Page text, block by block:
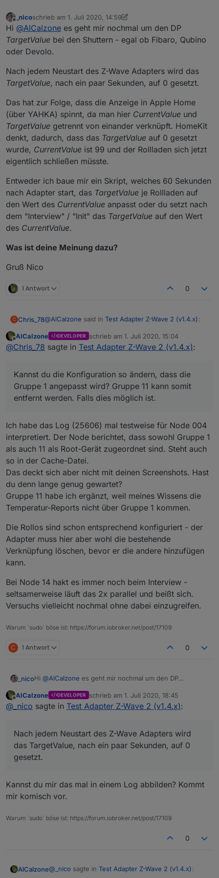
Offline
_nicoschrieb am 1. Juli 2020, 14:59
zuletzt editiert von _nico7. Jan. 2020, 17:00
Hi @AlCalzone es geht mir nochmal um den DP
TargetValue bei den Shuttern - egal ob Fibaro, Qubino
oder Devolo.
Nach jedem Neustart des Z-Wave Adapters wird das
TargetValue, nach ein paar Sekunden, auf 0 gesetzt.
Das hat zur Folge, dass die Anzeige in Apple Home
(über YAHKA) spinnt, da man hier CurrentValue und
TargetValue getrennt von einander verknüpft. HomeKit
denkt, dadurch, dass das TargetValue auf 0 gesetzt
wurde, CurrentValue ist 99 und der Rollladen sich jetzt
eigentlich schließen müsste.
Entweder ich baue mir ein Skript, welches 60 Sekunden
nach Adapter start, das TargetValue je Rollladen auf
den Wert des CurrentValue anpasst oder du setzt nach
dem "Interview" / "Init" das TargetValue auf den Wert
des CurrentValue.
Was ist deine Meinung dazu?
Gruß Nico
1 Antwort 0
C Chris_78@AlCalzone said in Test Adapter Z-Wave 2 (v1.4.x):
v1.4.1 ist mit angepassten Konfigurationsdateien
Folgendes habe ich bisher getestet:
Qubino Schalter (Node: 4;5;13;17;24;29 -> Node4 ist
Nach dem Update sah die Konfiguration für alle
Qubino Schalter folgendermassen aus:
es ist eine Gruppe 11:TempReport -> Root-Gerät
hinzugekommen. Gruppe 1: lifeline ist geblieben
mit Root-Endpunkt
Rückmeldungen haben leider nicht funktioniert.
Gruppe 1 habe ich zum Testen entfernt
funktionierte leider weiterhin nicht
Nach Änderung von Gruppe 11 zu Gruppe1:
lifeline funktionierte es sofort.
Nach einem Adapter Neustart sieht es so aus:
bleibt aber auf Root-Gerät.
Mit dieser Konfiguration funktionieren auch die
Kannst du die Konfiguration so ändern, dass die
Gruppe 1 angepasst wird? Gruppe 11 kann somit
Könntest du die Konfiguration ebenfalls für die
Qubino-Rollomodule anpassen? Das wäre perfekt. ;-)
Nodes der Rollo-Module: 10;11;16;18;37;38
Unter Verknüpfungen:
Unter Geräte:
In der Dateistruktur sind nun allerdings currentValue
Einträge hinzugekommen (jedoch keine targetValue
Einträge):
Ich hoffe, meine Erklärungen passen soweit bzw.
sind verständlich genug. ;-)
Update:
Aktuelle Log-Dateien:
Offline
AlCalzone DEVELOPER schrieb am 1. Juli 2020, 15:04
zuletzt editiert von
@Chris_78 sagte in Test Adapter Z-Wave 2 (v1.4.x):
Kannst du die Konfiguration so ändern, dass die
Gruppe 1 angepasst wird? Gruppe 11 kann somit
entfernt werden. Falls dies möglich ist.
Ich habe das Log (25606) mal testweise für Node 004
interpretiert. Der Node berichtet, dass sowohl Gruppe 1
als auch 11 als Root-Gerät zugeordnet sind. Steht auch
so in der Cache-Datei.
Das deckt sich aber nicht mit deinen Screenshots. Hast
du denn lange genug gewartet?
Gruppe 11 habe ich ergänzt, weil meines Wissens die
Temperatur-Reports nicht über Gruppe 1 kommen.
Die Rollos sind schon entsprechend konfiguriert - der
Adapter muss hier aber wohl die bestehende
Verknüpfung löschen, bevor er die andere hinzufügen
kann.
Bei Node 14 hakt es immer noch beim Interview -
seltsamerweise läuft das 2x parallel und beißt sich.
Versuchs vielleicht nochmal ohne dabei einzugreifen.
Warum `sudo` böse ist: https://forum.iobroker.net/post/17109
C 1 Antwort 0
_nicoHi @AlCalzone es geht mir nochmal um den DP
oder Devolo.
Nach jedem Neustart des Z-Wave Adapters wird das
TargetValue, nach ein paar Sekunden, auf 0 gesetzt.
TargetValuegetrennt von einander verknüpft. HomeKit
denkt, dadurch, dass dasTargetValueauf 0 gesetzt
wurde,
eigentlich schließen müsste.
Entweder ich baue mir ein Skript, welches 60 Sekunden
nach Adapter start, dasTargetValueje Rollladen auf den
Wert des
Was ist deine Meinung dazu?
Offline
AlCalzone DEVELOPER schrieb am 1. Juli 2020, 18:45
zuletzt editiert von
@ _nico sagte in Test Adapter Z-Wave 2 (v1.4.x):
Nach jedem Neustart des Z-Wave Adapters wird
das TargetValue, nach ein paar Sekunden, auf 0
gesetzt.
Kannst du mir das mal in einem Log abbilden? Kommt
mir komisch vor.
Warum `sudo` böse ist: https://forum.iobroker.net/post/17109
0
AlCalzone@ _nico sagte in Test Adapter Z-Wave 2 (v1.4.x):